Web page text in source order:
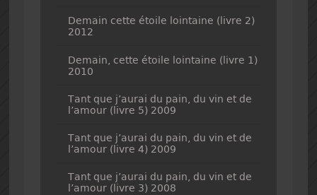
Demain cette étoile lointaine (livre 2)
2012
Demain, cette étoile lointaine (livre 1)
2010
Tant que j’aurai du pain, du vin et de
l’amour (livre 5) 2009
Tant que j’aurai du pain, du vin et de
l’amour (livre 4) 2009
Tant que j’aurai du pain, du vin et de
l’amour (livre 3) 2008